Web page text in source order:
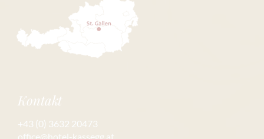
Kontakt
+43 (0) 3632 20473
office@hotel-kassegg.at